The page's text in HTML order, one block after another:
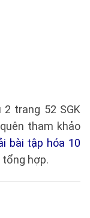
trang 52 SGK
tham khảo
bài tập hóa 10
hợp.